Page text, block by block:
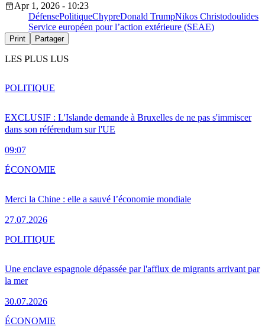
Apr 1, 2026 - 10:23
DéfensePolitiqueChypreDonald TrumpNikos Christodoulides
Service européen pour l’action extérieure (SEAE)
Print Partager
LES PLUS LUS
EXCLUSIF : L'Islande demande à Bruxelles de ne pas s'immiscer
dans son référendum sur l'UE
09:07
POLITIQUE
Merci la Chine : elle a sauvé l’économie mondiale
27.07.2026
ÉCONOMIE
Une enclave espagnole dépassée par l'afflux de migrants arrivant par
la mer
30.07.2026
POLITIQUE
ÉCONOMIE